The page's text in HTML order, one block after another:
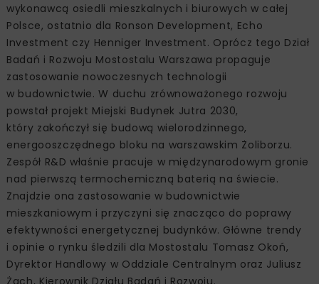
wykonawcą osiedli mieszkalnych i biurowych w całej
Polsce, ostatnio dla Ronson Development, Echo
Investment czy Henniger Investment. Oprócz tego Dział
Badań i Rozwoju Mostostalu Warszawa propaguje
zastosowanie nowoczesnych technologii
w budownictwie. W duchu zrównoważonego rozwoju
powstał projekt Miejski Budynek Jutra 2030,
który zakończył się budową wielorodzinnego,
energooszczędnego bloku na warszawskim Żoliborzu.
Zespół R&D właśnie pracuje w międzynarodowym gronie
nad pierwszą termochemiczną baterią na świecie.
Znajdzie ona zastosowanie w budownictwie
mieszkaniowym i przyczyni się znacząco do poprawy
efektywności energetycznej budynków. Główne trendy
i opinie o rynku śledzili dla Mostostalu Tomasz Okoń,
Dyrektor Handlowy w Oddziale Centralnym oraz Juliusz